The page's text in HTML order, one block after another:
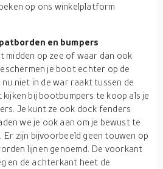
op ons winkelplatform
en bumpers
midden op zee of waar dan ook
je boot echter op de
niet in de war raakt tussen de
bij bootbumpers te koop als je
Je kunt ze ook dock fenders
we je ook aan om je bewust te
zijn bijvoorbeeld geen touwen op
lijnen genoemd. De voorkant
en de achterkant heet de